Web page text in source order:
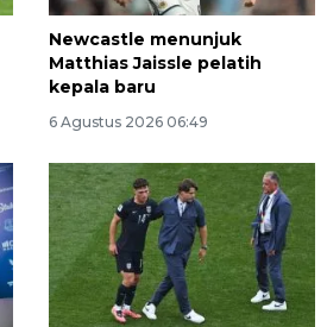
Newcastle menunjuk
Matthias Jaissle pelatih
kepala baru
6 Agustus 2026 06:49